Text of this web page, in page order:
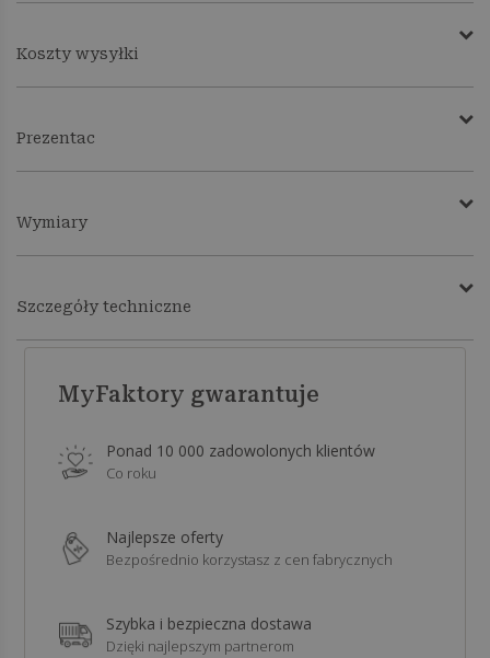
Koszty wysyłki
Prezentac
Wymiary
Szczegóły techniczne
MyFaktory gwarantuje
Ponad 10 000 zadowolonych klientów
Co roku
Najlepsze oferty
Bezpośrednio korzystasz z cen fabrycznych
Szybka i bezpieczna dostawa
Dzięki najlepszym partnerom